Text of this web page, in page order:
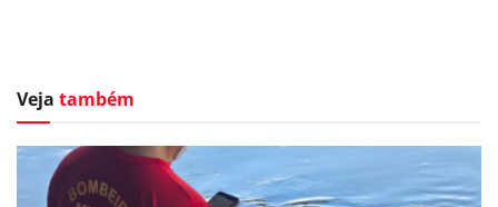
Veja também